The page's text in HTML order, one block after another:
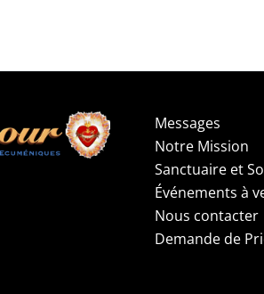
Messages
Notre Mission
Sanctuaire et
Événements à
Nous contacter
Demande de